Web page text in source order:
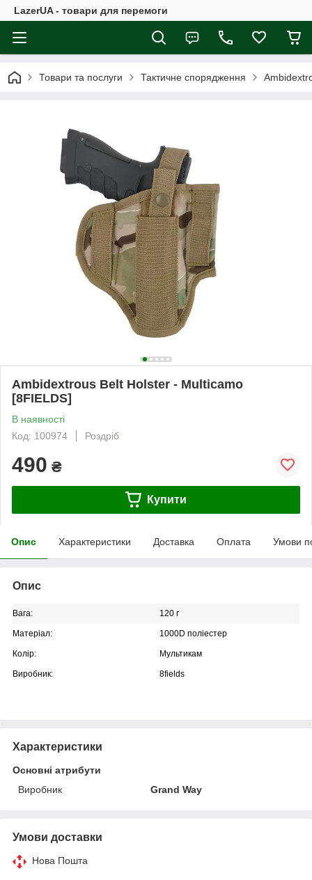
LazerUA - товари для перемоги
Товари та послуги Тактичне спорядження
Ambidextrous Belt Holster - Multicamo
[8FIELDS]
В наявності
Код: 100974
Роздріб
490 ₴
Купити
Опис Характеристики Доставка Оплата Умови
Опис
Вага: 120 г
Матеріал: 1000D поліестер
Колір: Мультикам
Виробник: 8fields
Характеристики
Основні атрибути
Виробник
Grand Way
Умови доставки
Нова Пошта